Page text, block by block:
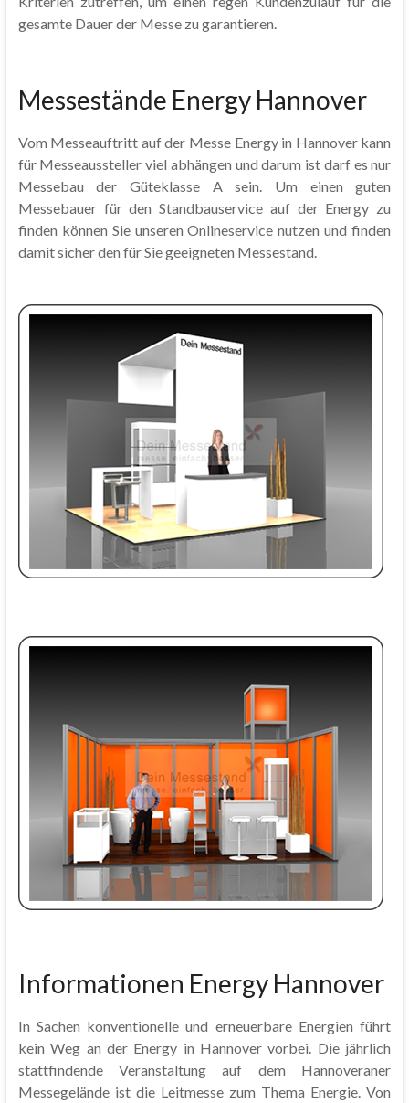
gesamte Dauer der Messe zu garantieren.
Messestände Energy Hannover
Vom Messeauftritt auf der Messe Energy in Hannover kann
für Messeaussteller viel abhängen und darum ist darf es nur
Messebau der Güteklasse A sein. Um einen guten
Messebauer für den Standbauservice auf der Energy zu
finden können Sie unseren Onlineservice nutzen und finden
damit sicher den für Sie geeigneten Messestand.
Informationen Energy Hannover
In Sachen konventionelle und erneuerbare Energien führt
kein Weg an der Energy in Hannover vorbei. Die jährlich
stattfindende Veranstaltung auf dem Hannoveraner
Messegelände ist die Leitmesse zum Thema Energie. Von